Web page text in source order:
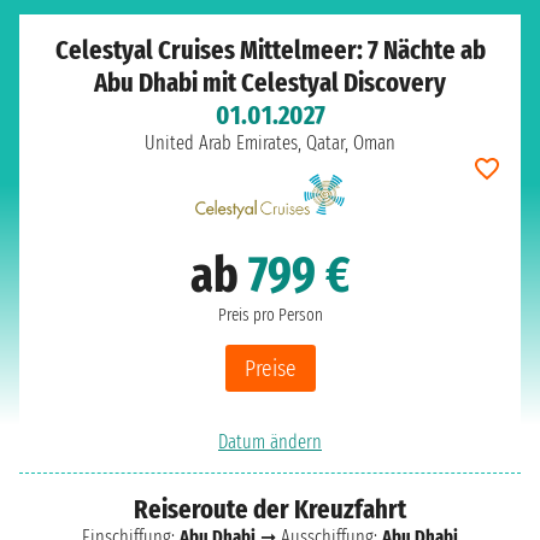
Celestyal Cruises Mittelmeer: 7 Nächte ab
Abu Dhabi mit Celestyal Discovery
01.01.2027
United Arab Emirates, Qatar, Oman
ab799 €
Preis pro Person
Preise
Datum ändern
Reiseroute der Kreuzfahrt